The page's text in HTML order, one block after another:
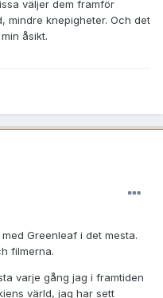
väljer dem framför
mindre knepigheter. Och det
åsikt.
Greenleaf i det mesta.
filmerna.
varje gång jag i framtiden
värld, jag har sett